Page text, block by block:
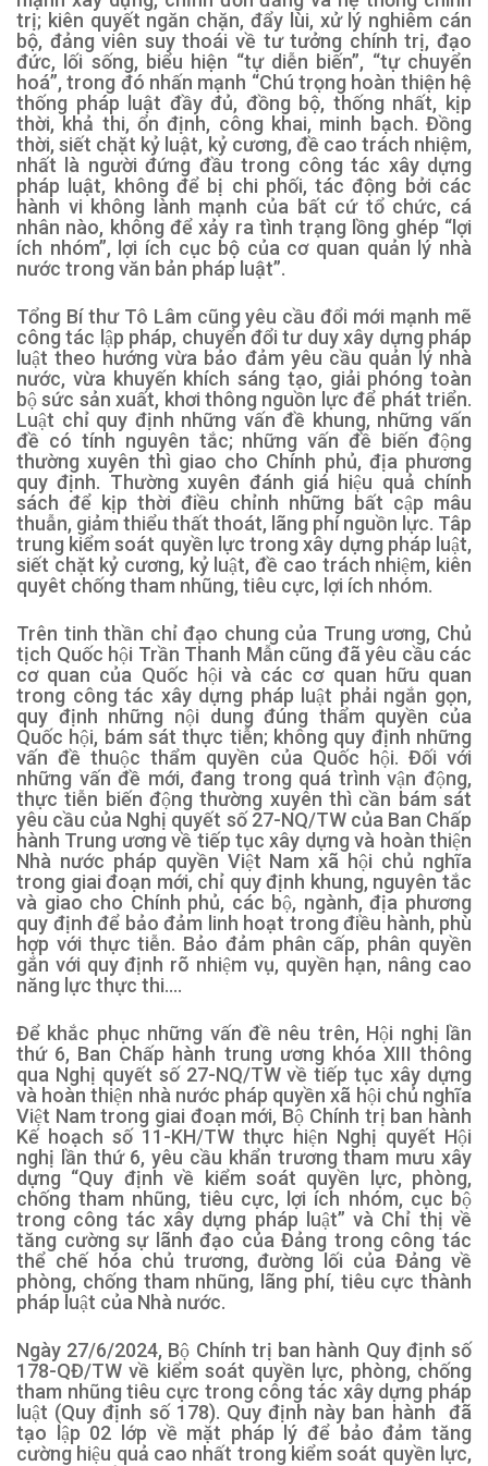
trị; kiên quyết ngăn chặn, đẩy lùi, xử lý nghiêm cán
bộ, đảng viên suy thoái về tư tưởng chính trị, đạo
đức, lối sống, biểu hiện “tự diễn biến”, “tự chuyển
hoá”, trong đó nhấn mạnh “Chú trọng hoàn thiện hệ
thống pháp luật đầy đủ, đồng bộ, thống nhất, kịp
thời, khả thi, ổn định, công khai, minh bạch. Đồng
thời, siết chặt kỷ luật, kỷ cương, đề cao trách nhiệm,
nhất là người đứng đầu trong công tác xây dựng
pháp luật, không để bị chi phối, tác động bởi các
hành vi không lành mạnh của bất cứ tổ chức, cá
nhân nào, không để xảy ra tình trạng lồng ghép “lợi
ích nhóm”, lợi ích cục bộ của cơ quan quản lý nhà
nước trong văn bản pháp luật”.
Tổng Bí thư Tô Lâm cũng yêu cầu đổi mới mạnh mẽ
công tác lập pháp, chuyển đổi tư duy xây dựng pháp
luật theo hướng vừa bảo đảm yêu cầu quản lý nhà
nước, vừa khuyến khích sáng tạo, giải phóng toàn
bộ sức sản xuất, khơi thông nguồn lực để phát triển.
Luật chỉ quy định những vấn đề khung, những vấn
đề có tính nguyên tắc; những vấn đề biến động
thường xuyên thì giao cho Chính phủ, địa phương
quy định. Thường xuyên đánh giá hiệu quả chính
sách để kịp thời điều chỉnh những bất cập mâu
thuẫn, giảm thiểu thất thoát, lãng phí nguồn lực. Tâp
trung kiểm soát quyền lực trong xây dựng pháp luật,
siết chặt kỷ cương, kỷ luật, đề cao trách nhiệm, kiên
quyêt chống tham nhũng, tiêu cực, lợi ích nhóm.
Trên tinh thần chỉ đạo chung của Trung ương, Chủ
tịch Quốc hội Trần Thanh Mẫn cũng đã yêu cầu các
cơ quan của Quốc hội và các cơ quan hữu quan
trong công tác xây dựng pháp luật phải ngắn gọn,
quy định những nội dung đúng thẩm quyền của
Quốc hội, bám sát thực tiễn; không quy định những
vấn đề thuộc thẩm quyền của Quốc hội. Đối với
những vấn đề mới, đang trong quá trình vận động,
thực tiễn biến động thường xuyên thì cần bám sát
yêu cầu của Nghị quyết số 27-NQ/TW của Ban Chấp
hành Trung ương về tiếp tục xây dựng và hoàn thiện
Nhà nước pháp quyền Việt Nam xã hội chủ nghĩa
trong giai đoạn mới, chỉ quy định khung, nguyên tắc
và giao cho Chính phủ, các bộ, ngành, địa phương
quy định để bảo đảm linh hoạt trong điều hành, phù
hợp với thực tiễn. Bảo đảm phân cấp, phân quyền
gắn với quy định rõ nhiệm vụ, quyền hạn, nâng cao
năng lực thực thi….
Để khắc phục những vấn đề nêu trên, Hội nghị lần
thứ 6, Ban Chấp hành trung ương khóa XIII thông
qua Nghị quyết số 27-NQ/TW về tiếp tục xây dựng
và hoàn thiện nhà nước pháp quyền xã hội chủ nghĩa
Việt Nam trong giai đoạn mới, Bộ Chính trị ban hành
Kế hoạch số 11-KH/TW thực hiện Nghị quyết Hội
nghị lần thứ 6, yêu cầu khẩn trương tham mưu xây
dựng “Quy định về kiểm soát quyền lực, phòng,
chống tham nhũng, tiêu cực, lợi ích nhóm, cục bộ
trong công tác xây dựng pháp luật” và Chỉ thị về
tăng cường sự lãnh đạo của Đảng trong công tác
thể chế hóa chủ trương, đường lối của Đảng về
phòng, chống tham nhũng, lãng phí, tiêu cực thành
pháp luật của Nhà nước.
Ngày 27/6/2024, Bộ Chính trị ban hành Quy định số
178-QĐ/TW về kiểm soát quyền lực, phòng, chống
tham nhũng tiêu cực trong công tác xây dựng pháp
luật (Quy định số 178). Quy định này ban hành đã
tạo lập 02 lớp về mặt pháp lý để bảo đảm tăng
cường hiệu quả cao nhất trong kiểm soát quyền lực,